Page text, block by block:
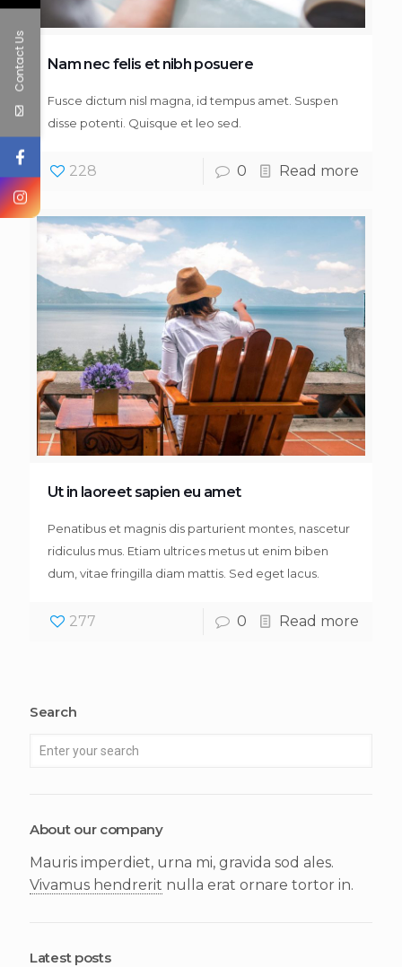
Nam nec felis et nibh posuere
Fusce dictum nisl magna, id tempus amet. Suspen
disse potenti. Quisque et leo sed.
228 0 Read more
Ut in laoreet sapien eu amet
Penatibus et magnis dis parturient montes, nascetur
ridiculus mus. Etiam ultrices metus ut enim biben
dum, vitae fringilla diam mattis. Sed eget lacus.
277 0 Read more
Search
About our company
Mauris imperdiet, urna mi, gravida sod ales.
Vivamus hendrerit nulla erat ornare tortor in.
Latest posts
Contact Us